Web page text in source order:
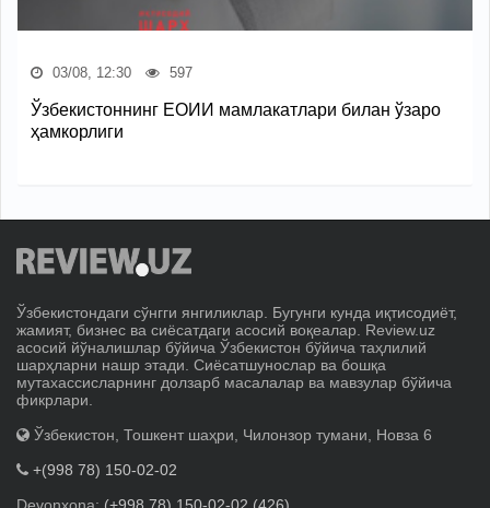
03/08, 12:30 597
Ўзбекистоннинг ЕОИИ мамлакатлари билан ўзаро
ҳамкорлиги
Ўзбекистондаги сўнгги янгиликлар. Бугунги кунда иқтисодиёт,
жамият, бизнес ва сиёсатдаги асосий воқеалар. Review.uz
асосий йўналишлар бўйича Ўзбекистон бўйича таҳлилий
шарҳларни нашр этади. Сиёсатшунослар ва бошқа
мутахассисларнинг долзарб масалалар ва мавзулар бўйича
фикрлари.
Ўзбекистон, Тошкент шаҳри, Чилонзор тумани, Новза 6
+(998 78) 150-02-02